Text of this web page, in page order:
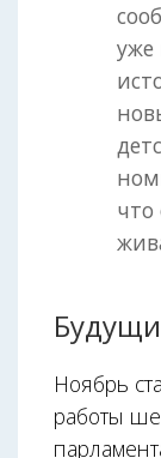
уже
что
Ноябрь
работы